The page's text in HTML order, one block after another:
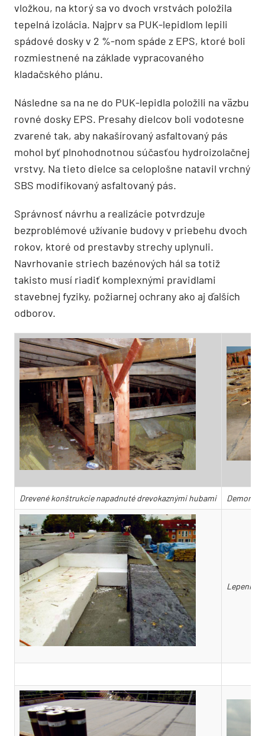
vložkou, na ktorý sa vo dvoch vrstvách položila
tepelná izolácia. Najprv sa PUK-lepidlom lepili
spádové dosky v 2 %-nom spáde z EPS, ktoré boli
rozmiestnené na základe vypracovaného
kladačského plánu.
Následne sa na ne do PUK-lepidla položili na väzbu
rovné dosky EPS. Presahy dielcov boli vodotesne
zvarené tak, aby nakašírovaný asfaltovaný pás
mohol byť plnohodnotnou súčasťou hydroizolačnej
vrstvy. Na tieto dielce sa celoplošne natavil vrchný
SBS modifikovaný asfaltovaný pás.
Správnosť návrhu a realizácie potvrdzuje
bezproblémové užívanie budovy v priebehu dvoch
rokov, ktoré od prestavby strechy uplynuli.
Navrhovanie striech bazénových hál sa totiž
takisto musí riadiť komplexnými pravidlami
stavebnej fyziky, požiarnej ochrany ako aj ďalších
odborov.
Drevené konštrukcie napadnuté drevokaznými hubami
Lepenie